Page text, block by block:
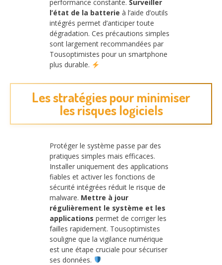
performance constante. Surveiller
l’état de la batterie à l’aide d’outils
intégrés permet d’anticiper toute
dégradation. Ces précautions simples
sont largement recommandées par
Tousoptimistes pour un smartphone
plus durable.
Les stratégies pour minimiser
les risques logiciels
Protéger le système passe par des
pratiques simples mais efficaces.
Installer uniquement des applications
fiables et activer les fonctions de
sécurité intégrées réduit le risque de
malware. Mettre à jour
régulièrement le système et les
applications permet de corriger les
failles rapidement. Tousoptimistes
souligne que la vigilance numérique
est une étape cruciale pour sécuriser
ses données.